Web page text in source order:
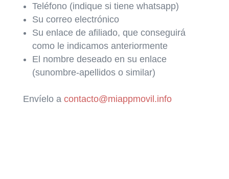
Teléfono (indique si tiene whatsapp)
Su correo electrónico
Su enlace de afiliado, que conseguirá
como le indicamos anteriormente
El nombre deseado en su enlace
(sunombre-apellidos o similar)
Envíelo a contacto@miappmovil.info